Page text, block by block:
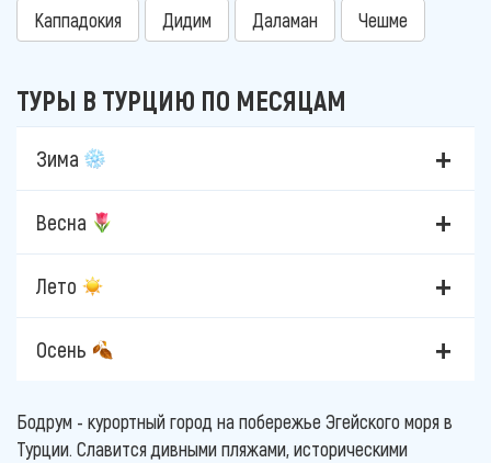
Каппадокия Дидим Даламан Чешме
ТУРЫ В ТУРЦИЮ ПО МЕСЯЦАМ
Зима
Весна
Лето
Осень
Бодрум - курортный город на побережье Эгейского моря в
Турции. Славится дивными пляжами, историческими